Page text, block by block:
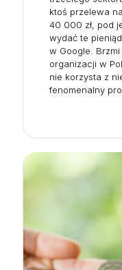
ktoś przelewa
40 000 zł, pod
wydać te
w Google.
organizacji w
nie korzysta z
fenomenalny